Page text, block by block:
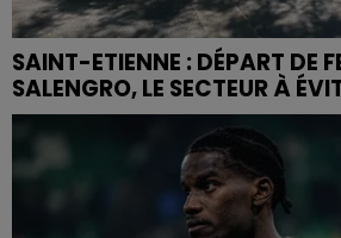
SAINT-ETIENNE : DÉPART DE
SALENGRO, LE SECTEUR À